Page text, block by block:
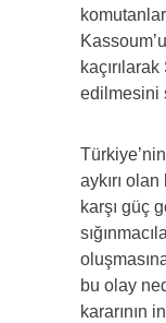
edilmesini
aykırı
karşı güç
bu olay
kararının